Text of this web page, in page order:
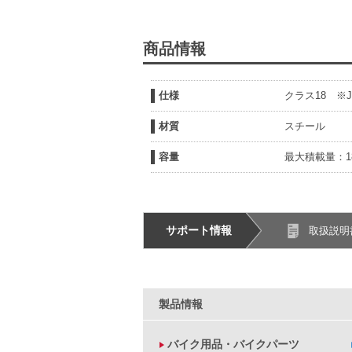
商品情報
仕様 クラス18
材質 スチール
容量 最大積載量：
サポート情報 取扱説
製品情報
バイク用品・バイクパーツ